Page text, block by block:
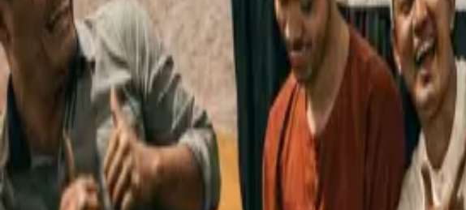
Berita
MAJELIS 'ILMU MAN